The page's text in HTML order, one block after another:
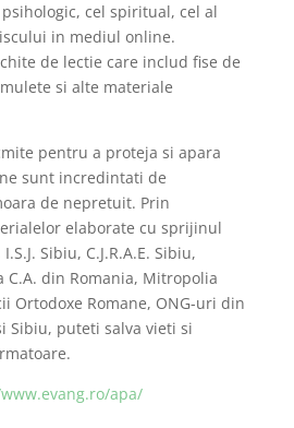
cel spiritual, cel al
in mediul online.
de lectie care includ fise de
si alte materiale
pentru a proteja si apara
sunt incredintati de
de nepretuit. Prin
elaborate cu sprijinul
Sibiu, C.J.R.A.E. Sibiu,
C.A. din Romania, Mitropolia
Ortodoxe Romane, ONG-uri din
Sibiu, puteti salva vieti si
apa/